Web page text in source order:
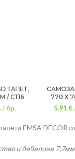
ТАПЕТ,
/ СТ16
/ бр.
770 Х
5.91 €
EMSA DECOR
и дебелина